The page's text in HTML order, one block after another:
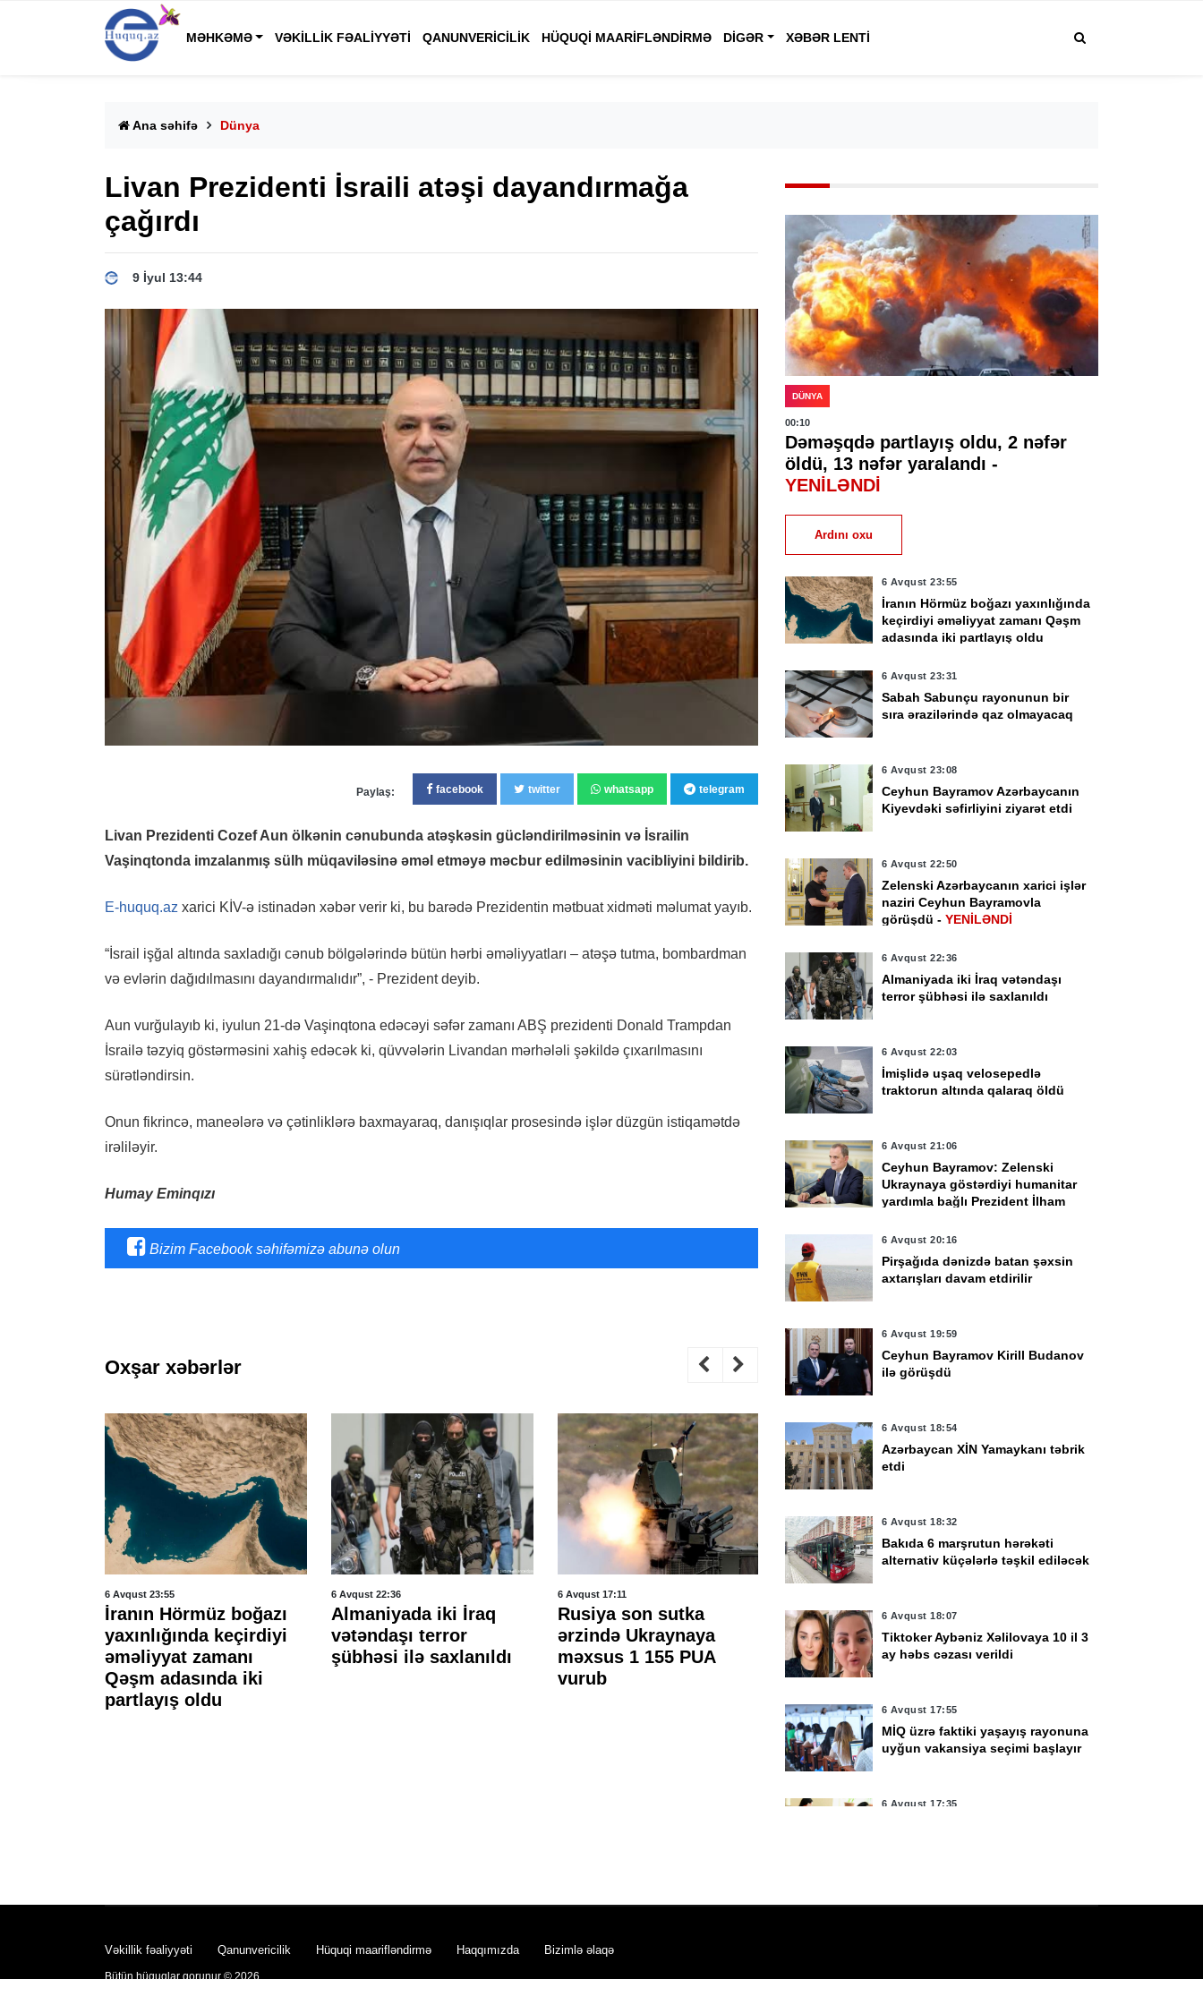
MƏHKƏMƏ VƏKILLIK FƏALIYYƏTI QANUNVERICILIK HÜQUQI MAARIFLƏNDIRMƏ DIGƏR XƏBƏR LENTI
Ana səhifə Dünya
Livan Prezidenti İsraili atəşi dayandırmağa
çağırdı
9 İyul 13:44
Paylaş: facebook twitter whatsapp telegram
Livan Prezidenti Cozef Aun ölkənin cənubunda atəşkəsin gücləndirilməsinin və İsrailin
Vaşinqtonda imzalanmış sülh müqaviləsinə əməl etməyə məcbur edilməsinin vacibliyini bildirib.
E-huquq.az xarici KİV-ə istinadən xəbər verir ki, bu barədə Prezidentin mətbuat xidməti məlumat yayıb.
“İsrail işğal altında saxladığı cənub bölgələrində bütün hərbi əməliyyatları – atəşə tutma, bombardman
və evlərin dağıdılmasını dayandırmalıdır”, - Prezident deyib.
Aun vurğulayıb ki, iyulun 21-də Vaşinqtona edəcəyi səfər zamanı ABŞ prezidenti Donald Trampdan
İsrailə təzyiq göstərməsini xahiş edəcək ki, qüvvələrin Livandan mərhələli şəkildə çıxarılmasını
sürətləndirsin.
Onun fikrincə, maneələrə və çətinliklərə baxmayaraq, danışıqlar prosesində işlər düzgün istiqamətdə
irəliləyir.
Humay Eminqızı
Bizim Facebook səhifəmizə abunə olun
Oxşar xəbərlər
6 Avqust 23:55
İranın Hörmüz boğazı
yaxınlığında keçirdiyi
əməliyyat zamanı
Qəşm adasında iki
partlayış oldu
6 Avqust 22:36
Almaniyada iki İraq
vətəndaşı terror
şübhəsi ilə saxlanıldı
6 Avqust 17:11
Rusiya son sutka
ərzində Ukraynaya
məxsus 1 155 PUA
vurub
Kursk vilayətinə
müdaxiləyə görə 470-
dən çox ukraynalı
hərbçi həbs cəzasına
məhkum edilib
avtomobili piyadaların
üzərinə sürüb, 7 nəfər
DÜNYA
00:10
Dəməşqdə partlayış oldu, 2 nəfər
öldü, 13 nəfər yaralandı -
YENİLƏNDİ
Ardını oxu
6 Avqust 23:55
İranın Hörmüz boğazı yaxınlığında
keçirdiyi əməliyyat zamanı Qəşm
adasında iki partlayış oldu
6 Avqust 23:31
Sabah Sabunçu rayonunun bir
sıra ərazilərində qaz olmayacaq
6 Avqust 23:08
Ceyhun Bayramov Azərbaycanın
Kiyevdəki səfirliyini ziyarət etdi
6 Avqust 22:50
Zelenski Azərbaycanın xarici işlər
naziri Ceyhun Bayramovla
görüşdü - YENİLƏNDİ
6 Avqust 22:36
Almaniyada iki İraq vətəndaşı
terror şübhəsi ilə saxlanıldı
6 Avqust 22:03
İmişlidə uşaq velosepedlə
traktorun altında qalaraq öldü
6 Avqust 21:06
Ceyhun Bayramov: Zelenski
Ukraynaya göstərdiyi humanitar
yardımla bağlı Prezident İlham
6 Avqust 20:16
Pirşağıda dənizdə batan şəxsin
axtarışları davam etdirilir
6 Avqust 19:59
Ceyhun Bayramov Kirill Budanov
ilə görüşdü
6 Avqust 18:54
Azərbaycan XİN Yamaykanı təbrik
etdi
6 Avqust 18:32
Bakıda 6 marşrutun hərəkəti
alternativ küçələrlə təşkil ediləcək
6 Avqust 18:07
Tiktoker Aybəniz Xəlilovaya 10 il 3
ay həbs cəzası verildi
6 Avqust 17:55
MİQ üzrə faktiki yaşayış rayonuna
uyğun vakansiya seçimi başlayır
6 Avqust 17:35
Vəkillik fəaliyyəti Qanunvericilik Hüquqi maarifləndirmə Haqqımızda Bizimlə əlaqə
Bütün hüquqlar qorunur © 2026